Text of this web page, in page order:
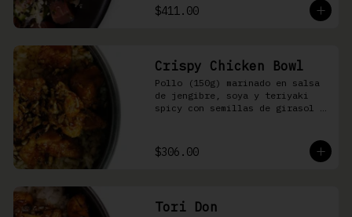
$411.00
Crispy Chicken Bowl
Pollo (150g) marinado en salsa
de jengibre, soya y teriyaki
spicy con semillas de girasol y
$306.00
Tori Don